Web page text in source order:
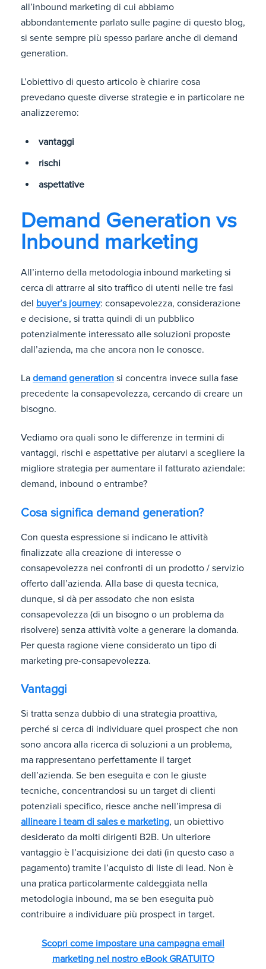
all’inbound marketing di cui abbiamo
abbondantemente parlato sulle pagine di questo blog,
si sente sempre più spesso parlare anche di demand
generation.
L’obiettivo di questo articolo è chiarire cosa
prevedano queste diverse strategie e in particolare ne
analizzeremo:
vantaggi
rischi
aspettative
Demand Generation vs
Inbound marketing
All’interno della metodologia inbound marketing si
cerca di attrarre al sito traffico di utenti nelle tre fasi
del buyer’s journey: consapevolezza, considerazione
e decisione, si tratta quindi di un pubblico
potenzialmente interessato alle soluzioni proposte
dall’azienda, ma che ancora non le conosce.
La demand generation si concentra invece sulla fase
precedente la consapevolezza, cercando di creare un
bisogno.
Vediamo ora quali sono le differenze in termini di
vantaggi, rischi e aspettative per aiutarvi a scegliere la
migliore strategia per aumentare il fatturato aziendale:
demand, inbound o entrambe?
Cosa significa demand generation?
Con questa espressione si indicano le attività
finalizzate alla creazione di interesse o
consapevolezza nei confronti di un prodotto / servizio
offerto dall’azienda. Alla base di questa tecnica,
dunque, si dà per assodato che non esista
consapevolezza (di un bisogno o un problema da
risolvere) senza attività volte a generare la domanda.
Per questa ragione viene considerato un tipo di
marketing pre-consapevolezza.
Vantaggi
Si tratta senza dubbio di una strategia proattiva,
perché si cerca di individuare quei prospect che non
sono ancora alla ricerca di soluzioni a un problema,
ma rappresentano perfettamente il target
dell’azienda. Se ben eseguita e con le giuste
tecniche, concentrandosi su un target di clienti
potenziali specifico, riesce anche nell’impresa di
allineare i team di sales e marketing, un obiettivo
desiderato da molti dirigenti B2B. Un ulteriore
vantaggio è l’acquisizione dei dati (in questo caso a
pagamento) tramite l’acquisto di liste di lead. Non è
una pratica particolarmente caldeggiata nella
metodologia inbound, ma se ben eseguita può
contribuire a individuare più prospect in target.
Scopri come impostare una campagna email
marketing nel nostro eBook GRATUITO